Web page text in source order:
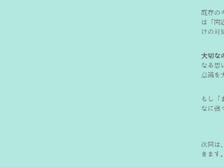
既存の
は「問
けの対
大切な
なる思
意識を
もし「
なに強
次回は
きます